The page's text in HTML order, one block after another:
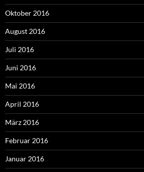
Oktober 2016
August 2016
Juli 2016
Juni 2016
Mai 2016
April 2016
März 2016
Februar 2016
Januar 2016